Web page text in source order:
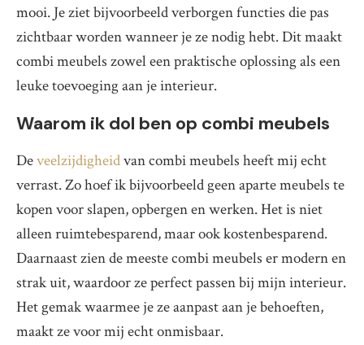
mooi. Je ziet bijvoorbeeld verborgen functies die pas
zichtbaar worden wanneer je ze nodig hebt. Dit maakt
combi meubels zowel een praktische oplossing als een
leuke toevoeging aan je interieur.
Waarom ik dol ben op combi meubels
Deveelzijdigheidvan combi meubels heeft mij echt
verrast. Zo hoef ik bijvoorbeeld geen aparte meubels te
kopen voor slapen, opbergen en werken. Het is niet
alleen ruimtebesparend, maar ook kostenbesparend.
Daarnaast zien de meeste combi meubels er modern en
strak uit, waardoor ze perfect passen bij mijn interieur.
Het gemak waarmee je ze aanpast aan je behoeften,
maakt ze voor mij echt onmisbaar.